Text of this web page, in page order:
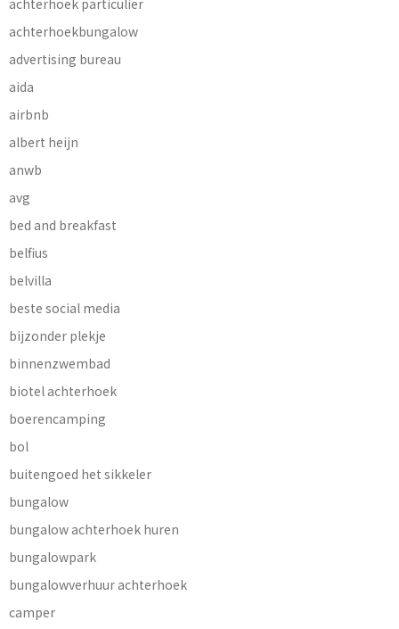
achterhoekbungalow
advertising bureau
aida
airbnb
albert heijn
anwb
avg
bed and breakfast
belfius
belvilla
beste social media
bijzonder plekje
binnenzwembad
biotel achterhoek
boerencamping
bol
buitengoed het sikkeler
bungalow
bungalow achterhoek huren
bungalowpark
bungalowverhuur achterhoek
camper